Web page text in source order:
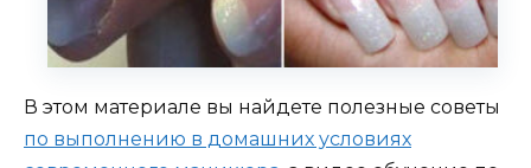
В этом материале вы найдете полезные советы
по выполнению в домашних условиях